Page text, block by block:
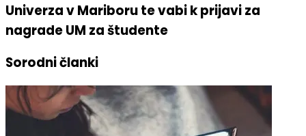
Univerza v Mariboru te vabi k prijavi za
nagrade UM za študente
Sorodni članki